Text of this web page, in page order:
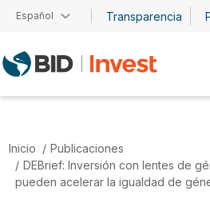
Pasar al contenido principal
Español Transparencia
Inicio
Publicaciones
DEBrief: Inversión con lentes de
pueden acelerar la igualdad de